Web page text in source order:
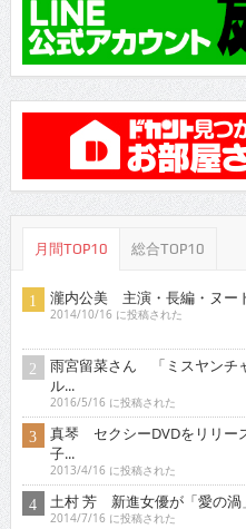
月間TOP10 総合TOP10
瀧内公美 主演・長編・ヌー
2014/10/16 に投稿された
雨宮留菜さん 「ミスヤンチ
ル...
2016/5/16 に投稿された
真琴 セクシーDVDをリリー
子...
2013/4/16 に投稿された
土村 芳 新進女優が「愛の渦
2014/7/16 に投稿された